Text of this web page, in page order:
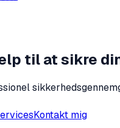
til at sikre
Kontakt mig